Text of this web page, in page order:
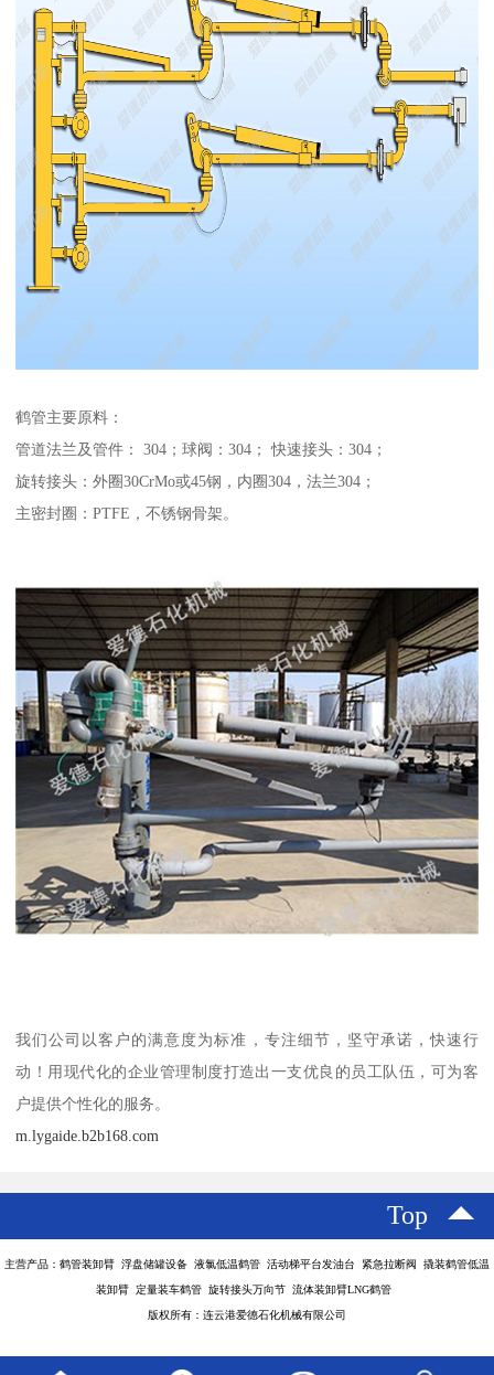
鹤管主要原料：
管道法兰及管件： 304；球阀：304； 快速接头：304；
旋转接头：外圈30CrMo或45钢，内圈304，法兰304；
主密封圈：PTFE，不锈钢骨架。
我们公司以客户的满意度为标准，专注细节，坚守承诺，快速行
动！用现代化的企业管理制度打造出一支优良的员工队伍，可为客
户提供个性化的服务。
m.lygaide.b2b168.com
Top
主营产品：鹤管装卸臂 浮盘储罐设备 液氯低温鹤管 活动梯平台发油台 紧急拉断阀 撬装鹤管低温
装卸臂 定量装车鹤管 旋转接头万向节 流体装卸臂LNG鹤管
版权所有：连云港爱德石化机械有限公司